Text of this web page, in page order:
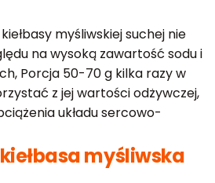
myśliwskiej suchej nie
na wysoką zawartość sodu i
Porcja 50-70 g kilka razy w
z jej wartości odżywczej,
układu sercowo-
kiełbasa myśliwska